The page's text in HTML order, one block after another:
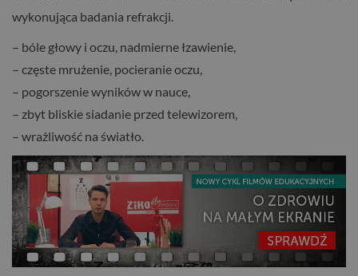
wykonująca badania refrakcji.
– bóle głowy i oczu, nadmierne łzawienie,
– częste mrużenie, pocieranie oczu,
– pogorszenie wyników w nauce,
– zbyt bliskie siadanie przed telewizorem,
– wrażliwość na światło.